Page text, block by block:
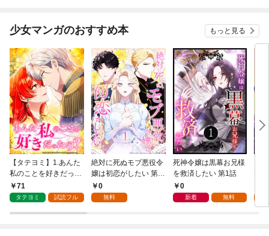
少女マンガのおすすめ本 もっと見る
【タテヨミ】1.あんた
私のことを好きだった
の？
71
タテヨミ 試読フル
絶対に死ぬモブ悪役令
嬢は初恋がしたい 第1
話0
無料
死神令嬢は黒幕お兄様
を救済したい 第1話
0
新着 無料
な